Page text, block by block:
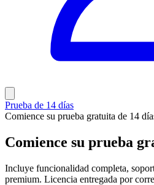
Prueba de 14 días
Comience su prueba gratuita de 14
Comience su prueba
Incluye funcionalidad completa,
premium. Licencia entregada por